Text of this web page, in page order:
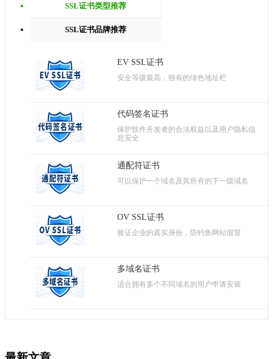
SSL证书类型推荐
SSL证书品牌推荐
EV SSL证书
安全等级最高，独有的绿色地址栏
代码签名证书
保护软件开发者的合法权益以及用户隐私信
息安全
通配符证书
可以保护一个域名及其所有的下一级域名
OV SSL证书
验证企业的真实身份，防钓鱼网站假冒
多域名证书
适合拥有多个不同域名的用户申请安装